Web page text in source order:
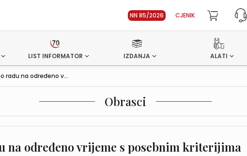
NN 85/2026 CJENIK
LIST INFORMATOR IZDANJA ALATI
radu na određeno v...
Obrasci
na određeno vrijeme s posebnim kriterijima